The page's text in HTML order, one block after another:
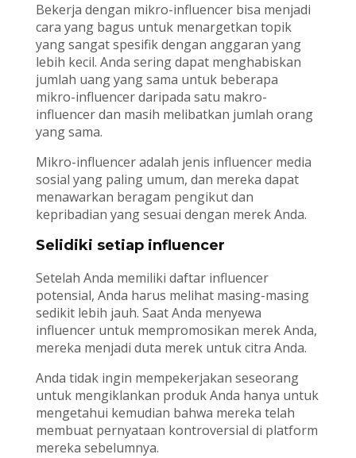
Bekerja dengan mikro-influencer bisa menjadi
cara yang bagus untuk menargetkan topik
yang sangat spesifik dengan anggaran yang
lebih kecil. Anda sering dapat menghabiskan
jumlah uang yang sama untuk beberapa
mikro-influencer daripada satu makro-
influencer dan masih melibatkan jumlah orang
yang sama.
Mikro-influencer adalah jenis influencer media
sosial yang paling umum, dan mereka dapat
menawarkan beragam pengikut dan
kepribadian yang sesuai dengan merek Anda.
Selidiki setiap influencer
Setelah Anda memiliki daftar influencer
potensial, Anda harus melihat masing-masing
sedikit lebih jauh. Saat Anda menyewa
influencer untuk mempromosikan merek Anda,
mereka menjadi duta merek untuk citra Anda.
Anda tidak ingin mempekerjakan seseorang
untuk mengiklankan produk Anda hanya untuk
mengetahui kemudian bahwa mereka telah
membuat pernyataan kontroversial di platform
mereka sebelumnya.